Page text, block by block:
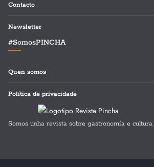
Contacto
Newsletter
#SomosPINCHA
Quen somos
Política de privacidade
Somos unha revista sobre gastronomía e cultura.